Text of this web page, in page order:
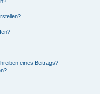
eines Beitrags?